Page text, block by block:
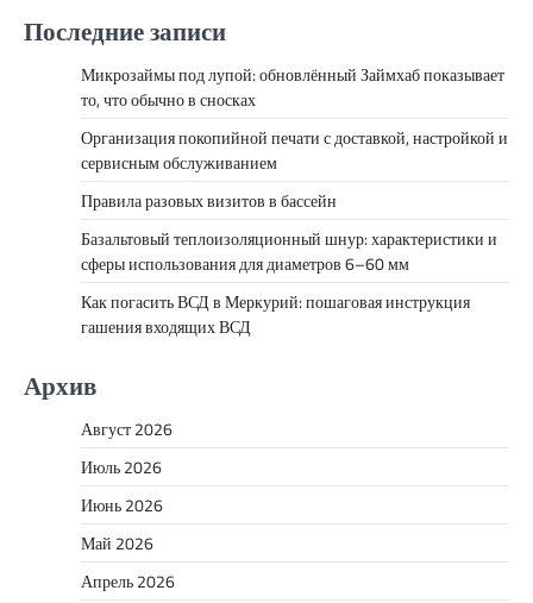
Последние записи
Микрозаймы под лупой: обновлённый Займхаб показывает
то, что обычно в сносках
Организация покопийной печати с доставкой, настройкой и
сервисным обслуживанием
Правила разовых визитов в бассейн
Базальтовый теплоизоляционный шнур: характеристики и
сферы использования для диаметров 6–60 мм
Как погасить ВСД в Меркурий: пошаговая инструкция
гашения входящих ВСД
Архив
Август 2026
Июль 2026
Июнь 2026
Май 2026
Апрель 2026